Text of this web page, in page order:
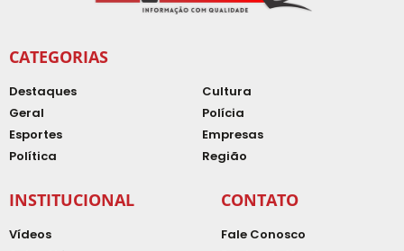
CATEGORIAS
Destaques
Geral
Esportes
Política
Cultura
Polícia
Empresas
Região
INSTITUCIONAL
Vídeos
CONTATO
Fale Conosco